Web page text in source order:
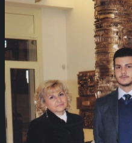
NEWS ED EVENTI
ARTISTI E OPERE
MOSTRE
CONTATTI